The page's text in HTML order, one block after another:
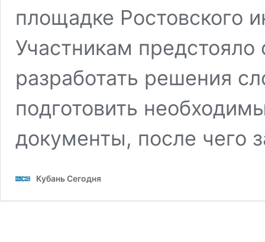
площадке Ростовского
Участникам предстояло
разработать решения
подготовить
документы, после чего
Кубань Сегодня